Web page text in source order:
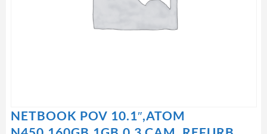
NETBOOK POV 10.1″,ATOM